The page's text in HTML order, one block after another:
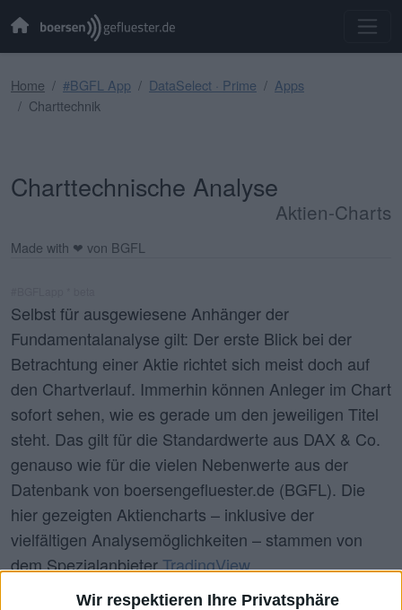
Wir respektieren Ihre Privatsphäre
Home #BGFL App DataSelect · Prime
Apps
Charttechnik
Charttechnische Analyse
Aktien-Charts
Made with ❤ von BGFL
Selbst für ausgewiesene Anhänger der
Fundamentalanalyse gilt: Der erste Blick bei der
Betrachtung einer Aktie richtet sich meist doch auf
den Chartverlauf. Immerhin können Anleger im Chart
sofort sehen, wie es gerade um den jeweiligen Titel
steht. Das gilt für die Standardwerte aus DAX & Co.
genauso wie für die vielen Nebenwerte aus der
Datenbank von boersengefluester.de (BGFL). Die
hier gezeigten Aktiencharts – inklusive der
vielfältigen Analysemöglichkeiten – stammen von
dem SpezialanbieterTradingView.